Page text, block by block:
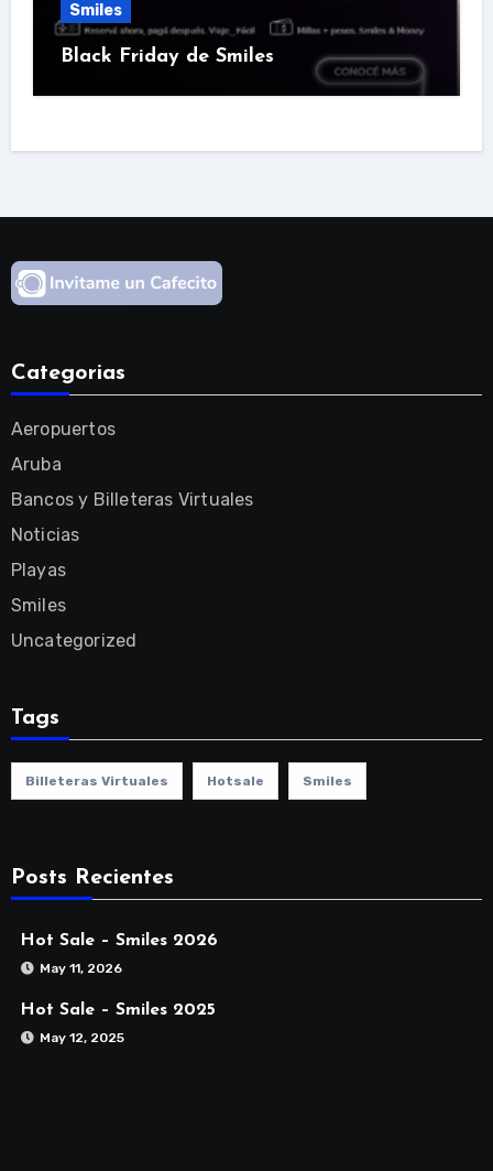
Smiles
Black Friday de Smiles
Categorias
Aeropuertos
Aruba
Bancos y Billeteras Virtuales
Noticias
Playas
Smiles
Uncategorized
Tags
Billeteras Virtuales Hotsale Smiles
Posts Recientes
Hot Sale – Smiles 2026
May 11, 2026
Hot Sale – Smiles 2025
May 12, 2025